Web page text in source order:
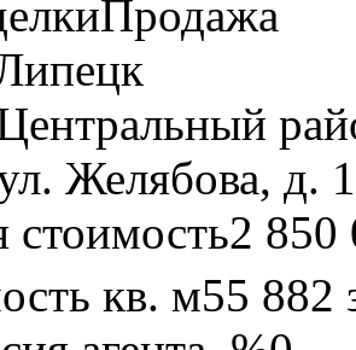
Продажа
Желябова, д.
2 850
кв. м55 882